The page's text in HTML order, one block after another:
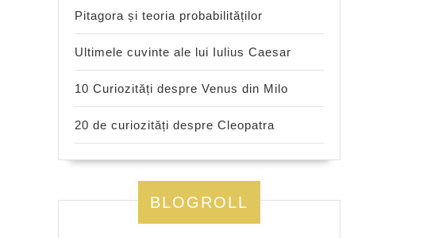
Pitagora și teoria probabilităților
Ultimele cuvinte ale lui Iulius Caesar
10 Curiozități despre Venus din Milo
20 de curiozități despre Cleopatra
BLOGROLL